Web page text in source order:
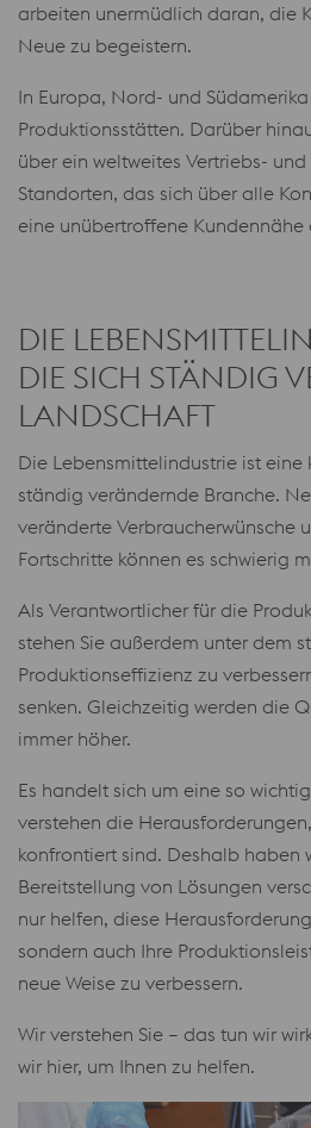
arbeiten unermüdlich daran, die
Neue zu begeistern.
In Europa, Nord- und
Produktionsstätten. Darüber
über ein weltweites Vertriebs-
Standorten, das sich über alle
eine unübertroffene Kundennähe
DIE
DIE SICH STÄNDIG
LANDSCHAFT
Die Lebensmittelindustrie ist eine
ständig verändernde Branche.
veränderte Verbraucherwünsche
Fortschritte können es schwierig
Als Verantwortlicher für die
stehen Sie außerdem unter dem
Produktionseffizienz zu
senken. Gleichzeitig werden die
immer höher.
Es handelt sich um eine so
verstehen die
konfrontiert sind. Deshalb haben
Bereitstellung von Lösungen
nur helfen, diese
sondern auch Ihre
neue Weise zu verbessern.
Wir verstehen Sie – das tun wir
wir hier, um Ihnen zu helfen.